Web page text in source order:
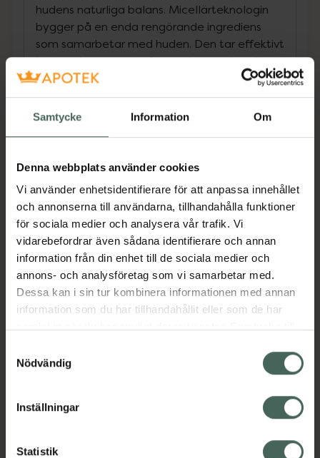
Samtycke Information Om
Denna webbplats använder cookies
Vi använder enhetsidentifierare för att anpassa innehållet
och annonserna till användarna, tillhandahålla funktioner
för sociala medier och analysera vår trafik. Vi
vidarebefordrar även sådana identifierare och annan
information från din enhet till de sociala medier och
annons- och analysföretag som vi samarbetar med.
Dessa kan i sin tur kombinera informationen med annan
information som du har tillhandahållit eller som de har
återkalla ditt samtycke via webbplatsens
cookieinställningar. Ett återkallat samtycke påverkar inte
lagligheten av behandling som skett innan återkallelsen.
Nödvändig
Inställningar
Statistik
hudens naturliga balans. Micellärteknologin
bygger på en enda rengörande ingrediens
som samarbetar med huden. Den tar effektivt
bort makeup, smuts, föroreningar och pollen –
utan att störa hudens skyddsbarriär eller
mikrobiom. D.A.F.™*‑teknologin stärker hudens
tolerans mot yttre stress och hjälper till att
behaglig och får en naturlig lyster – särskilt
när produkten inte sköljs av. Utan kladdig eller
fet känsla.
• Tar bort makeup och smuts
• Lugnar känslig hud
• Bevarar barriär och mikrobiom
• Främjar lyster och återfuktning
*D.A.F.™-komplex utvecklat av NAOS i Aix-en-
Provence. Ökar hudens toleranströskel.
Kategorier: